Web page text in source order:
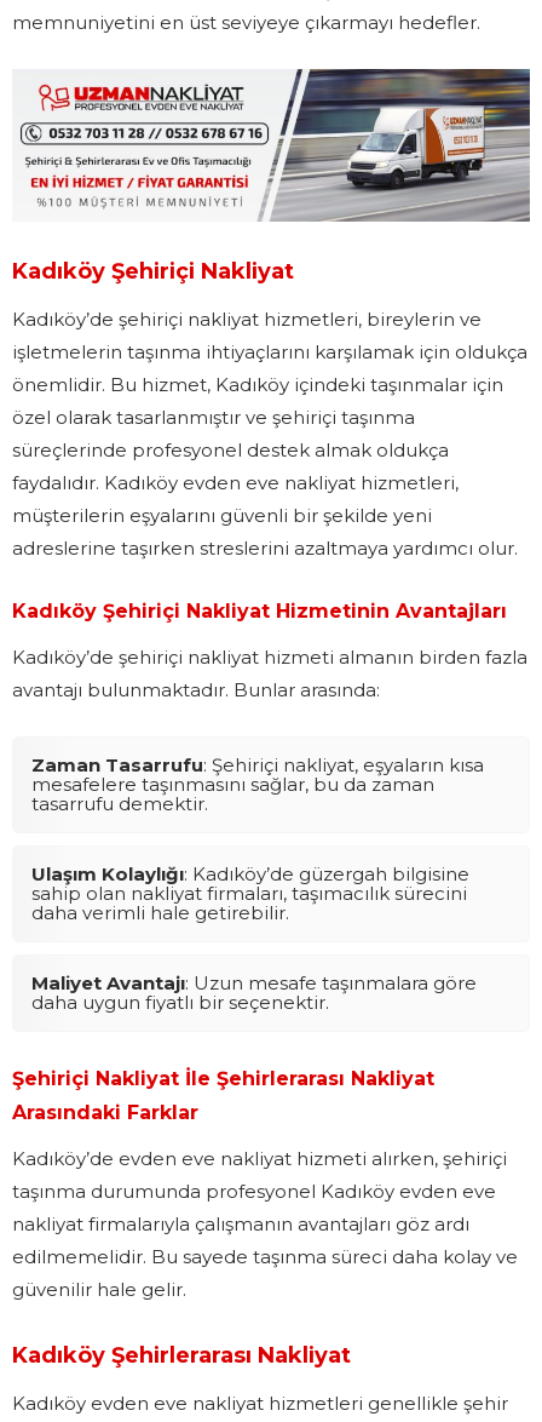
memnuniyetini en üst seviyeye çıkarmayı hedefler.
Kadıköy Şehiriçi Nakliyat
Kadıköy’de şehiriçi nakliyat hizmetleri, bireylerin ve
işletmelerin taşınma ihtiyaçlarını karşılamak için oldukça
önemlidir. Bu hizmet, Kadıköy içindeki taşınmalar için
özel olarak tasarlanmıştır ve şehiriçi taşınma
süreçlerinde profesyonel destek almak oldukça
faydalıdır. Kadıköy evden eve nakliyat hizmetleri,
müşterilerin eşyalarını güvenli bir şekilde yeni
adreslerine taşırken streslerini azaltmaya yardımcı olur.
Kadıköy Şehiriçi Nakliyat Hizmetinin Avantajları
Kadıköy’de şehiriçi nakliyat hizmeti almanın birden fazla
avantajı bulunmaktadır. Bunlar arasında:
Zaman Tasarrufu: Şehiriçi nakliyat, eşyaların kısa
mesafelere taşınmasını sağlar, bu da zaman
tasarrufu demektir.
Ulaşım Kolaylığı: Kadıköy’de güzergah bilgisine
sahip olan nakliyat firmaları, taşımacılık sürecini
daha verimli hale getirebilir.
Maliyet Avantajı: Uzun mesafe taşınmalara göre
daha uygun fiyatlı bir seçenektir.
Şehiriçi Nakliyat İle Şehirlerarası Nakliyat
Arasındaki Farklar
Kadıköy’de evden eve nakliyat hizmeti alırken, şehiriçi
taşınma durumunda profesyonel Kadıköy evden eve
nakliyat firmalarıyla çalışmanın avantajları göz ardı
edilmemelidir. Bu sayede taşınma süreci daha kolay ve
güvenilir hale gelir.
Kadıköy Şehirlerarası Nakliyat
Kadıköy evden eve nakliyat hizmetleri genellikle şehir